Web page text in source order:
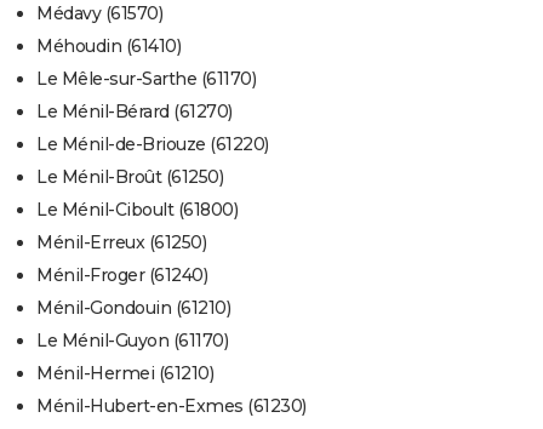
Médavy (61570)
Méhoudin (61410)
Le Mêle-sur-Sarthe (61170)
Le Ménil-Bérard (61270)
Le Ménil-de-Briouze (61220)
Le Ménil-Broût (61250)
Le Ménil-Ciboult (61800)
Ménil-Erreux (61250)
Ménil-Froger (61240)
Ménil-Gondouin (61210)
Le Ménil-Guyon (61170)
Ménil-Hermei (61210)
Ménil-Hubert-en-Exmes (61230)